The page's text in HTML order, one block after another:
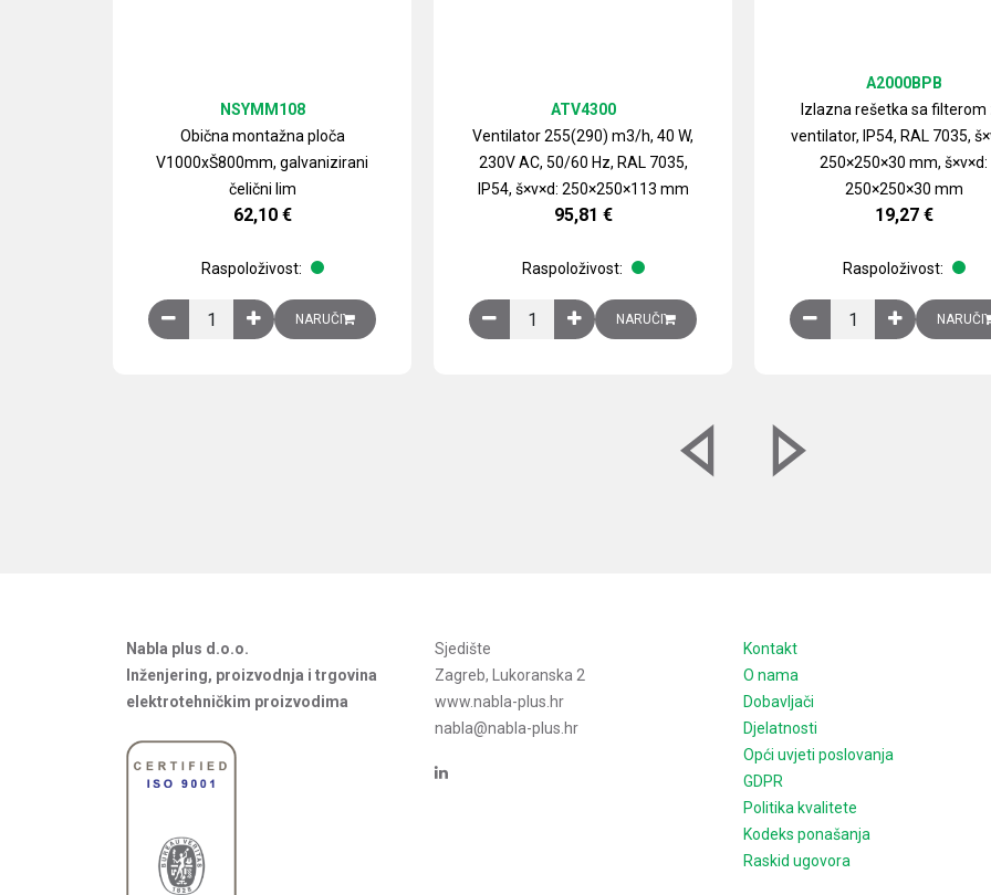
Obična montažna ploča
V1000xŠ800mm, galvanizirani
čelični lim
NSYMM108
62,10 €
Raspoloživost:
Obična montažna ploča V1000xŠ800mm, galvanizirani čelični lim količina
NARUČI
Ventilator 255(290) m3/h, 40 W,
230V AC, 50/60 Hz, RAL 7035,
IP54, š×v×d: 250×250×113 mm
ATV4300
95,81 €
Raspoloživost:
Ventilator 255(290) m3/h, 40 W, 230V AC, 50/60 Hz, RAL 7035,
NARUČI
Izlazna rešetka sa filterom
ventilator, IP54, RAL 7035,
250×250×30 mm, š×v×d:
250×250×30 mm
A2000BPB
19,27 €
Raspoloživost:
Izlazna rešetka saNARUČI
Nabla plus d.o.o.
Inženjering, proizvodnja i trgovina
elektrotehničkim proizvodima
Sjedište
Zagreb, Lukoranska 2
www.nabla-plus.hr
nabla@nabla-plus.hr
Kontakt
O nama
Dobavljači
Djelatnosti
Opći uvjeti poslovanja
GDPR
Politika kvalitete
Kodeks ponašanja
Raskid ugovora